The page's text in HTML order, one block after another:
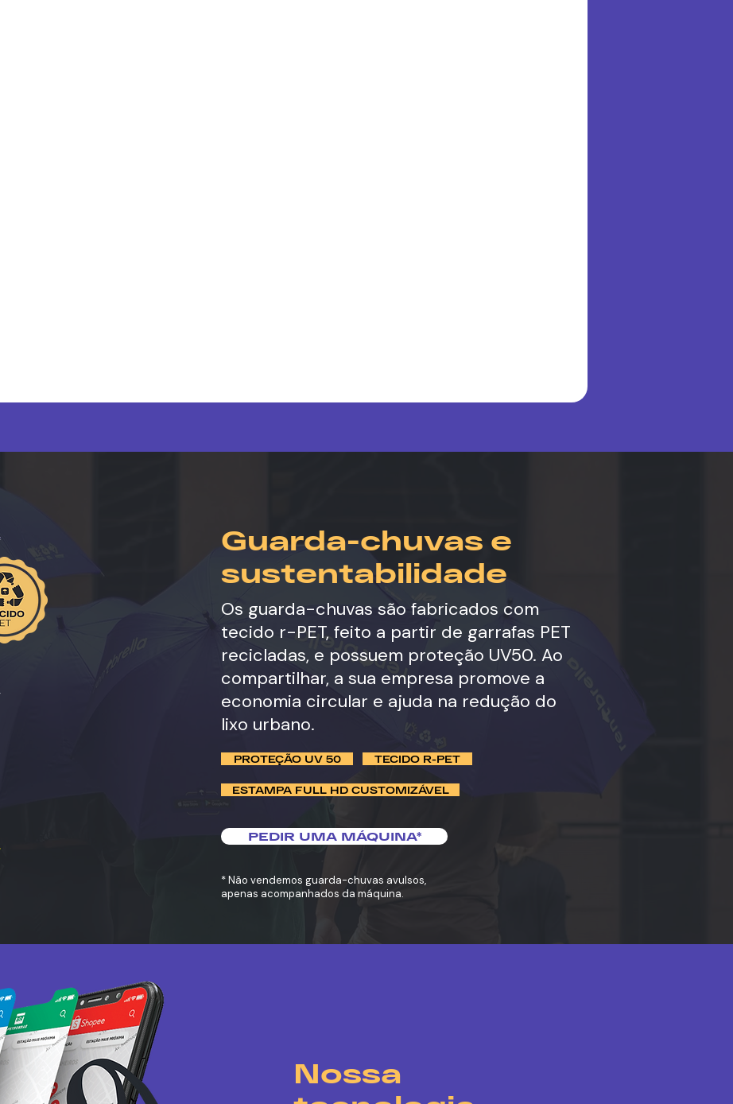
Guarda-chuvas e
sustentabilidade
Os guarda-chuvas são fabricados com
tecido r-PET, feito a partir de garrafas PET
recicladas, e possuem proteção UV50. Ao
compartilhar, a sua empresa promove a
economia circular e ajuda na redução do
lixo urbano.
PROTEÇÃO UV 50 TECIDO R-PET
ESTAMPA FULL HD CUSTOMIZÁVEL
PEDIR UMA MÁQUINA*
* Não vendemos guarda-chuvas avulsos,
apenas acompanhados da máquina.
Nossa